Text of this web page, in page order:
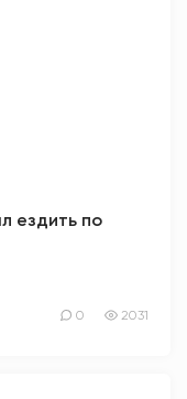
ездить по
0 2031